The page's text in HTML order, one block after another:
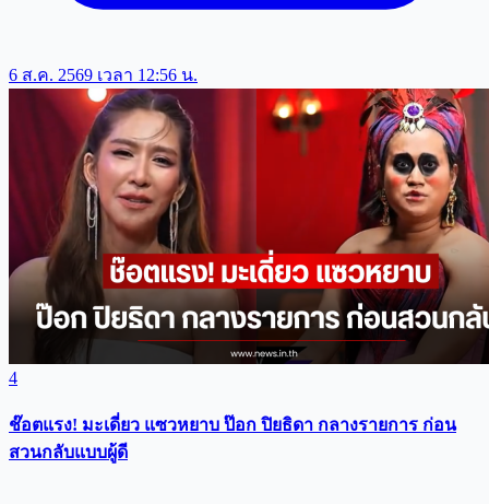
6 ส.ค. 2569 เวลา 12:56 น.
4
ช๊อตแรง! มะเดี่ยว แซวหยาบ ป๊อก ปิยธิดา กลางรายการ ก่อน
สวนกลับแบบผู้ดี